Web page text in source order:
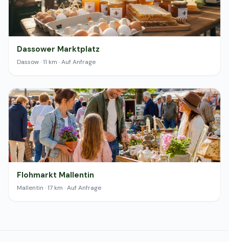
Dassower Marktplatz
Dassow · 11 km · Auf Anfrage
Flohmarkt Mallentin
Mallentin · 17 km · Auf Anfrage